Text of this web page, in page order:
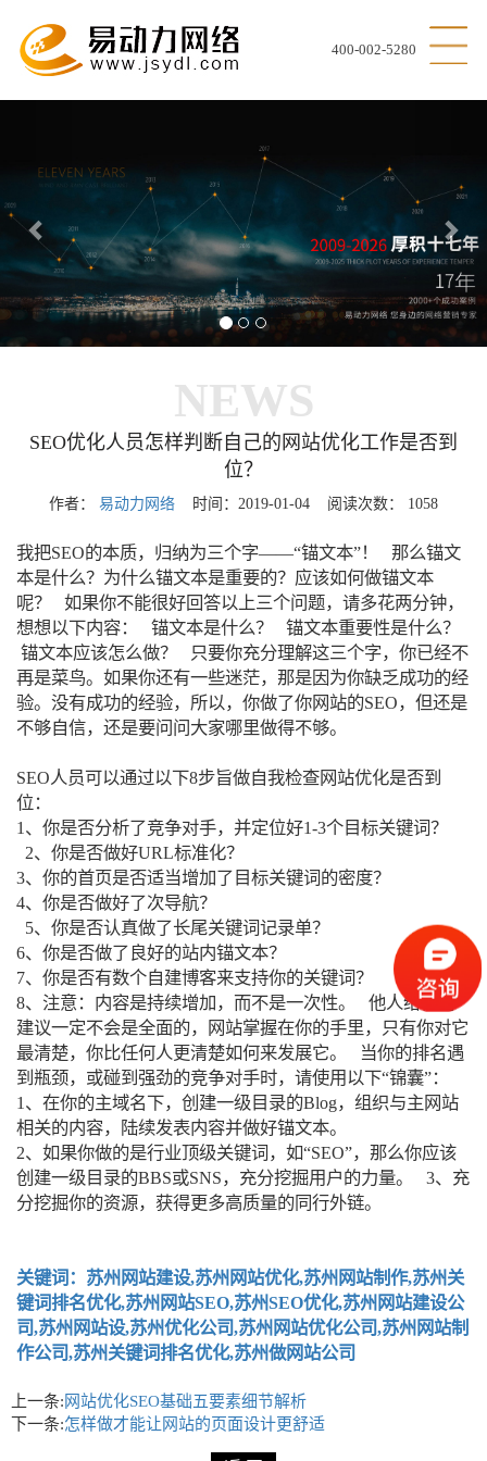
400-002-5280
Previous
NEWS
SEO优化人员怎样判断自己的网站优化工作是否到
位？
作者： 易动力网络 时间：2019-01-04 阅读次数： 1058
我把SEO的本质，归纳为三个字——“锚文本”！ 那么锚文
本是什么？为什么锚文本是重要的？应该如何做锚文本
呢？ 如果你不能很好回答以上三个问题，请多花两分钟，
想想以下内容： 锚文本是什么？ 锚文本重要性是什么？
锚文本应该怎么做？ 只要你充分理解这三个字，你已经不
再是菜鸟。如果你还有一些迷茫，那是因为你缺乏成功的经
验。没有成功的经验，所以，你做了你网站的SEO，但还是
不够自信，还是要问问大家哪里做得不够。
SEO人员可以通过以下8步旨做自我检查网站优化是否到
位：
1、你是否分析了竞争对手，并定位好1-3个目标关键词？
2、你是否做好URL标准化？
3、你的首页是否适当增加了目标关键词的密度？
4、你是否做好了次导航？
5、你是否认真做了长尾关键词记录单？
6、你是否做了良好的站内锚文本？
7、你是否有数个自建博客来支持你的关键词？
8、注意：内容是持续增加，而不是一次性。 他人给你的
建议一定不会是全面的，网站掌握在你的手里，只有你对它
最清楚，你比任何人更清楚如何来发展它。 当你的排名遇
到瓶颈，或碰到强劲的竞争对手时，请使用以下“锦囊”：
1、在你的主域名下，创建一级目录的Blog，组织与主网站
相关的内容，陆续发表内容并做好锚文本。
2、如果你做的是行业顶级关键词，如“SEO”，那么你应该
创建一级目录的BBS或SNS，充分挖掘用户的力量。 3、充
分挖掘你的资源，获得更多高质量的同行外链。
关键词：苏州网站建设,苏州网站优化,苏州网站制作,苏州关
键词排名优化,苏州网站SEO,苏州SEO优化,苏州网站建设公
司,苏州网站设,苏州优化公司,苏州网站优化公司,苏州网站制
作公司,苏州关键词排名优化,苏州做网站公司
上一条: 网站优化SEO基础五要素细节解析
下一条:怎样做才能让网站的页面设计更舒适